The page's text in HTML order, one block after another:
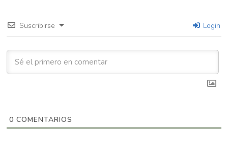
Suscribirse Login
0 COMENTARIOS